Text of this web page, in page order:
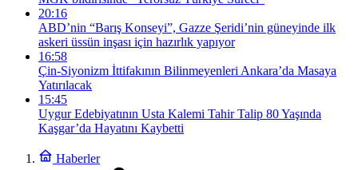
20:16
ABD’nin “Barış Konseyi”, Gazze Şeridi’nin güneyinde ilk
askeri üssün inşası için hazırlık yapıyor
16:58
Çin-Siyonizm İttifakının Bilinmeyenleri Ankara’da Masaya
Yatırılacak
15:45
Uygur Edebiyatının Usta Kalemi Tahir Talip 80 Yaşında
Kaşgar’da Hayatını Kaybetti
Haberler